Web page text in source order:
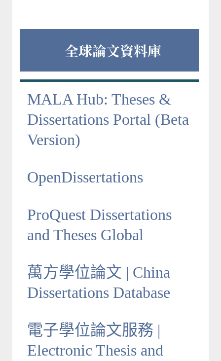
全球論文資料庫
MALA Hub: Theses &
Dissertations Portal (Beta
Version)
OpenDissertations
ProQuest Dissertations
and Theses Global
萬方學位論文 | China
Dissertations Database
電子學位論文服務 |
Electronic Thesis and